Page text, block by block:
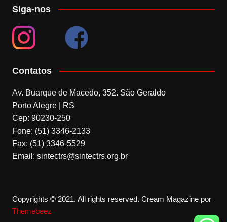
Siga-nos
Contatos
Av. Buarque de Macedo, 352. São Geraldo
Porto Alegre | RS
Cep: 90230-250
Fone: (51) 3346-2133
Fax: (51) 3346-5529
Email: sintectrs@sintectrs.org.br
Copyrights © 2021. All rights reserved. Cream Magazine por
Themebeez